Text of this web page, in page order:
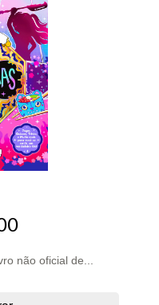
não oficial de...